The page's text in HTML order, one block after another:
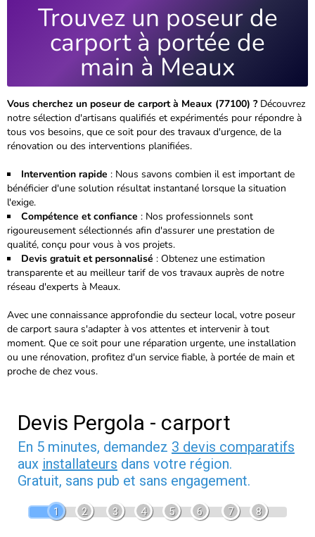
Trouvez un poseur de
carport à portée de
main à Meaux
Vous cherchez un poseur de carport à Meaux (77100) ?Découvrez
notre sélection d'artisans qualifiés et expérimentés pour répondre à
tous vos besoins, que ce soit pour des travaux d'urgence, de la
rénovation ou des interventions planifiées.
Intervention rapide : Nous savons combien il est important de
bénéficier d'une solution résultat instantané lorsque la situation
l'exige.
Compétence et confiance : Nos professionnels sont
rigoureusement sélectionnés afin d'assurer une prestation de
qualité, conçu pour vous à vos projets.
Devis gratuit et personnalisé : Obtenez une estimation
transparente et au meilleur tarif de vos travaux auprès de notre
réseau d'experts à Meaux.
Avec une connaissance approfondie du secteur local, votre poseur
de carport saura s'adapter à vos attentes et intervenir à tout
moment. Que ce soit pour une réparation urgente, une installation
ou une rénovation, profitez d'un service fiable, à portée de main et
proche de chez vous.
Devis Pergola - carport
En 5 minutes, demandez 3 devis comparatifs
aux installateurs dans votre région.
Gratuit, sans pub et sans engagement.
1 2 3 4 5 6 7 8